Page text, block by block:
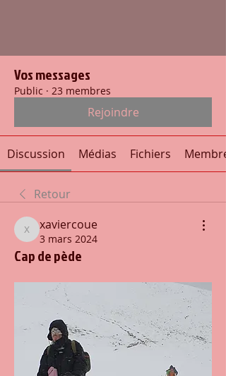
Vos messages
Public · 23 membres
Rejoindre
Discussion Médias Fichiers
Retour
xaviercoue
xaviercoue
3 mars 2024
Cap de pède